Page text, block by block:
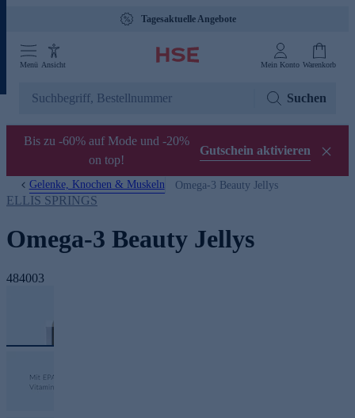
Tagesaktuelle Angebote
Menü Ansicht Mein Konto Warenkorb
Suchen
Bis zu -60% auf Mode und -20%
on top!
Gutschein aktivieren
Gelenke, Knochen & Muskeln Omega-3 Beauty Jellys
ELLIS SPRINGS
Omega-3 Beauty Jellys
484003